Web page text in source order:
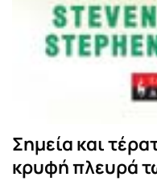
Σημεία και
κρυφή πλευρά